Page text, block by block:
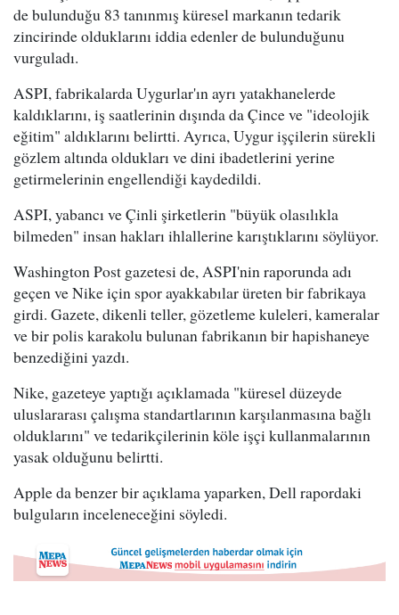
de bulunduğu 83 tanınmış küresel markanın tedarik
zincirinde olduklarını iddia edenler de bulunduğunu
vurguladı.
ASPI, fabrikalarda Uygurlar'ın ayrı yatakhanelerde
kaldıklarını, iş saatlerinin dışında da Çince ve "ideolojik
eğitim" aldıklarını belirtti. Ayrıca, Uygur işçilerin sürekli
gözlem altında oldukları ve dini ibadetlerini yerine
getirmelerinin engellendiği kaydedildi.
ASPI, yabancı ve Çinli şirketlerin "büyük olasılıkla
bilmeden" insan hakları ihlallerine karıştıklarını söylüyor.
Washington Post gazetesi de, ASPI'nin raporunda adı
geçen ve Nike için spor ayakkabılar üreten bir fabrikaya
girdi. Gazete, dikenli teller, gözetleme kuleleri, kameralar
ve bir polis karakolu bulunan fabrikanın bir hapishaneye
benzediğini yazdı.
Nike, gazeteye yaptığı açıklamada "küresel düzeyde
uluslararası çalışma standartlarının karşılanmasına bağlı
olduklarını" ve tedarikçilerinin köle işçi kullanmalarının
yasak olduğunu belirtti.
Apple da benzer bir açıklama yaparken, Dell rapordaki
bulguların inceleneceğini söyledi.